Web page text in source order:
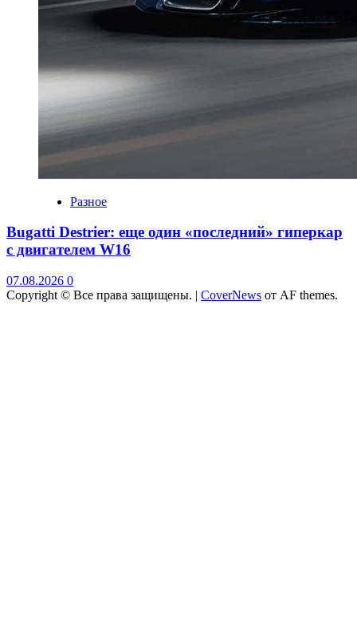
Разное
Bugatti Destrier: еще один «последний» гиперкар
с двигателем W16
07.08.2026 0
Copyright © Все права защищены. | CoverNews от AF themes.